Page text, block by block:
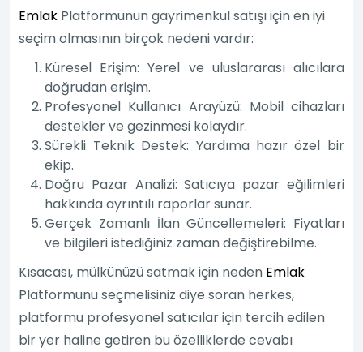
Emlak Platformunun gayrimenkul satışı için en iyi
seçim olmasının birçok nedeni vardır:
Küresel Erişim: Yerel ve uluslararası alıcılara
doğrudan erişim.
Profesyonel Kullanıcı Arayüzü: Mobil cihazları
destekler ve gezinmesi kolaydır.
Sürekli Teknik Destek: Yardıma hazır özel bir
ekip.
Doğru Pazar Analizi: Satıcıya pazar eğilimleri
hakkında ayrıntılı raporlar sunar.
Gerçek Zamanlı İlan Güncellemeleri: Fiyatları
ve bilgileri istediğiniz zaman değiştirebilme.
Kısacası, mülkünüzü satmak için neden Emlak
Platformunu seçmelisiniz diye soran herkes,
platformu profesyonel satıcılar için tercih edilen
bir yer haline getiren bu özelliklerde cevabı